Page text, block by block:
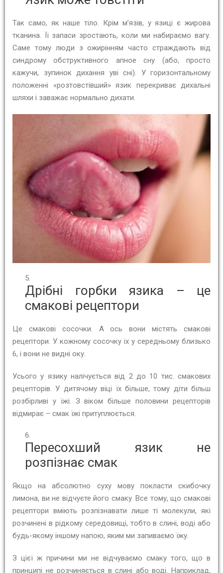
Так само, як наше тіло. Крім м’язів, у язиці є жирова
тканина. Її запаси зростають, коли ми набираємо вагу.
Саме тому люди з ожирінням часто страждають від
синдрому обструктивного апное сну (або, просто
кажучи, зупинок дихання уві сні). У горизонтальному
положенні «розтовстівший» язик перекриває дихальні
шляхи і заважає нормально дихати.
Дрібні горбки язика – це
смакові рецептори
Це смакові сосочки. А ось вони містять смакові
рецептори. У кожному сосочку їх у середньому близько
6, і вони не видні оку.
Усього у язику налічується від 2 до 10 тис. смакових
рецепторів. У дитячому віці їх більше, тому діти більш
розбірливі у їжі. З віком більше половини рецепторів
відмирає – смак їжі притуплюється.
Пересохший язик не
розпізнає смак
Якщо на абсолютно суху мову покласти скибочку
лимона, ви не відчуєте його смаку. Все тому, що смакові
рецептори вміють розпізнавати лише ті молекули, які
розчинені в рідкому середовищі, тобто в слині, воді або
будь-якому іншому напою, яким ми запиваємо їжу.
З цієї ж причини ми не відчуваємо смаку того, що в
принципі не розчиняється в слині або воді. Наприклад,